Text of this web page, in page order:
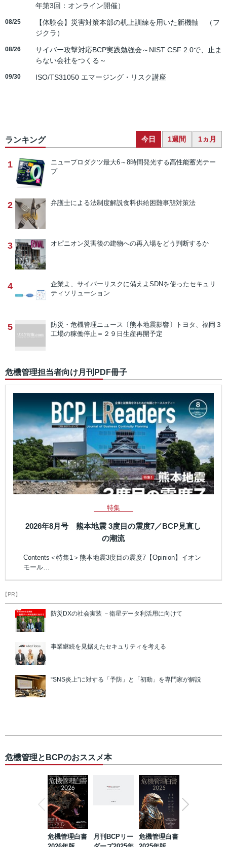
年第3回：オンライン開催）
08/25
【体験会】災害対策本部の机上訓練を用いた新機軸 （フ
ジクラ）
08/26
サイバー攻撃対応BCP実践勉強会～NIST CSF 2.0で、止ま
らない会社をつくる～
09/30 ISO/TS31050 エマージング・リスク講座
ランキング 今日 1週間 1ヵ月
1 ニュープロダクツ最大6～8時間発光する高性能蓄光テー
プ
2 弁護士による法制度解説食料供給困難事態対策法
3 オピニオン災害後の建物への再入場をどう判断するか
4 企業よ、サイバーリスクに備えよ SDNを使ったセキュリ
ティソリューション
5 防災・危機管理ニュース 〔熊本地震影響〕トヨタ、福岡３
工場の稼働停止＝２９日生産再開予定
危機管理担当者向け月刊PDF冊子
特集
2026年8月号 熊本地震 3度目の震度7／BCP見直し
の潮流
Contents＜特集1＞熊本地震3度目の震度7【Opinion】イオン
モール…
【PR】
防災DXの社会実装 －衛星データ利活用に向けて
事業継続を見据えたセキュリティを考える
“SNS炎上”に対する「予防」と「初動」を専門家が解説
危機管理とBCPのおススメ本
危機管理白書
月刊BCPリー
危機管理白書